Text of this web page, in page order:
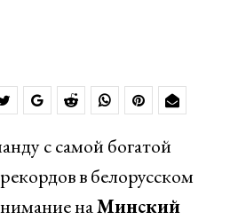
с самой богатой
в белорусском
наМинский